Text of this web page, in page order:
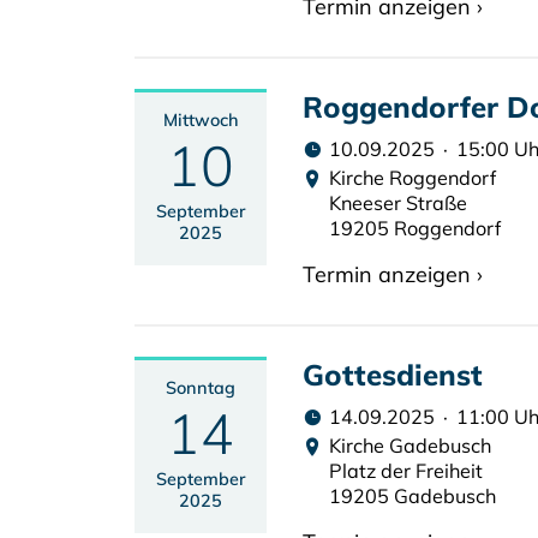
Termin anzeigen ›
Mittwoch
10
September
2025
Roggendorfer
10.09.2025 · 15:00
Kirche Roggendorf
Kneeser Straße
19205 Roggendorf
Termin anzeigen ›
Sonntag
14
September
2025
Gottesdienst
14.09.2025 · 11:00
Kirche Gadebusch
Platz der Freiheit
19205 Gadebusch